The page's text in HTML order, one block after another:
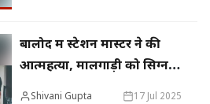
बालोद में स्टेशन मास्टर ने की
आत्महत्या, मालगाड़ी को सिग्नल
देने के बाद पटरी पर लेटे, सिर धड़
Shivani Gupta 17 Jul 2025